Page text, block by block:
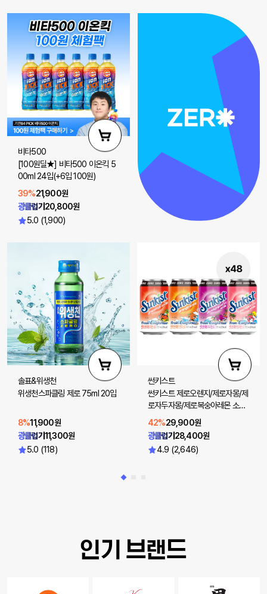
비타500
[100원딜★] 비타500 이온킥 5
00ml 24입(+6입 100원)
39%21,900원
광클럽가20,800원
5.0 (1,900)
솔표&위생천
위생천스파클링 제로 75ml 20입
8%11,900원
광클럽가11,300원
5.0 (118)
썬키스트
썬키스트 제로오렌지/제로자몽/제
로자두자몽/제로복숭아레몬 소다
355ml 48입(선택 2)
42%29,900원
광클럽가28,400원
4.9 (2,646)
인기 브랜드